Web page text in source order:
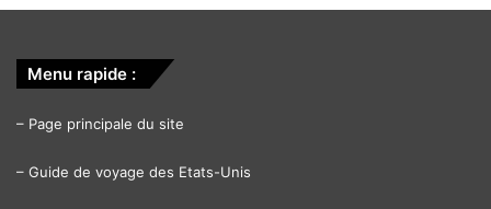
Menu rapide :
– Page principale du site
– Guide de voyage des Etats-Unis